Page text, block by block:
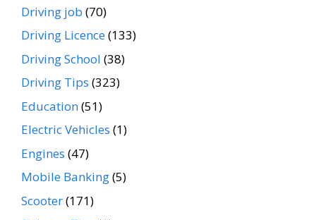
Driving job (70)
Driving Licence(133)
Driving School (38)
Driving Tips (323)
Education(51)
Electric Vehicles (1)
Engines (47)
Mobile Banking(5)
Scooter(171)